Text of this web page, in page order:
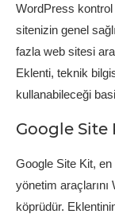
WordPress
sitenizin genel
fazla web sitesi
Eklenti, teknik
kullanabileceği
Google Site
Google Site Kit, en
yönetim
köprüdür.